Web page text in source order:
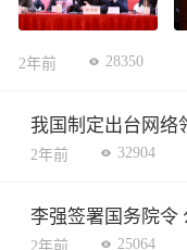
2年前 28350
我国制定出台网络
2年前 32904
李强签署国务院令
2年前 25064